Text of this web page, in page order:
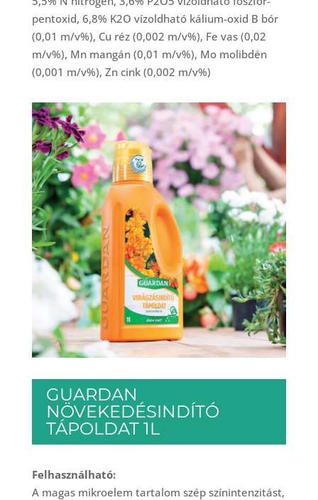
pentoxid, 6,8% K2O vízoldható kálium-oxid B bór
(0,01 m/v%), Cu réz (0,002 m/v%), Fe vas (0,02
m/v%), Mn mangán (0,01 m/v%), Mo molibdén
(0,001 m/v%), Zn cink (0,002 m/v%)
GUARDAN
NÖVEKEDÉSINDÍTÓ
TÁPOLDAT 1L
Felhasználható:
A magas mikroelem tartalom szép színintenzitást,